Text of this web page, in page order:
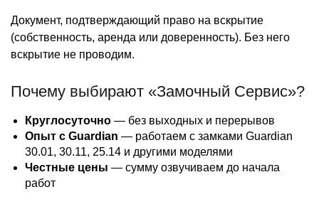
Документ, подтверждающий право на вскрытие
(собственность, аренда или доверенность). Без него
вскрытие не проводим.
Почему выбирают «Замочный Сервис»?
Круглосуточно — без выходных и перерывов
Опыт с Guardian — работаем с замками Guardian
30.01, 30.11, 25.14 и другими моделями
Честные цены — сумму озвучиваем до начала
работ